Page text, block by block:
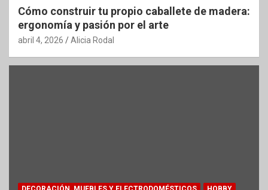
Cómo construir tu propio caballete de madera:
ergonomía y pasión por el arte
abril 4, 2026 Alicia Rodal